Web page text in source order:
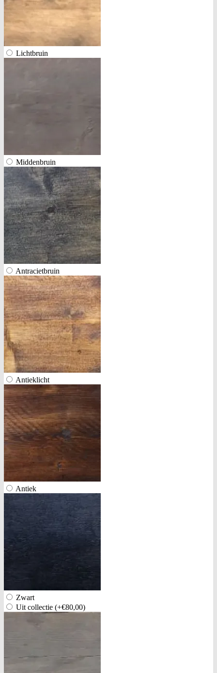
Lichtbruin
Middenbruin
Antracietbruin
Antieklicht
Antiek
Zwart
Uit collectie (+€80,00)